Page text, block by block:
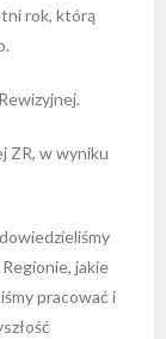
rok, którą
ZR, w wyniku
jakie
pracować i